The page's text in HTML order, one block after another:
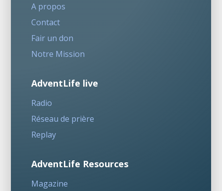
A propos
Contact
Fair un don
Notre Mission
AdventLife live
Radio
Réseau de prière
Replay
AdventLife Resources
Magazine